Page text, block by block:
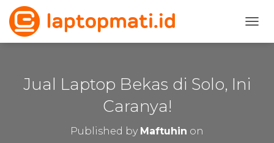
O
Jual Laptop Bekas di Solo, Ini
Caranya!
Published by Maftuhin on